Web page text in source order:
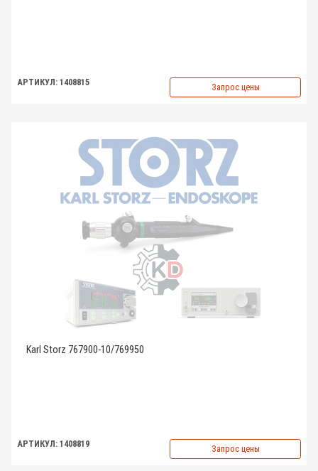
АРТИКУЛ: 1408815 Запрос цены
Karl Storz 767900-10/769950
АРТИКУЛ: 1408819 Запрос цены